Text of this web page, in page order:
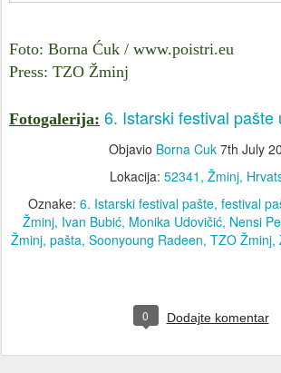
Foto: Borna Ćuk / www.poistri.eu
Press: TZO Žminj
Fotogalerija: 6. Istarski festival pašte
Objavio Borna Cuk 7th July
Lokacija: 52341, Žminj,
Oznake: 6. Istarski festival pašte festival
Žminj Ivan Bubić Monika Udovičić Nensi
Žminj pašta Soonyoung Radeen TZO Žminj
0 Dodajte komentar